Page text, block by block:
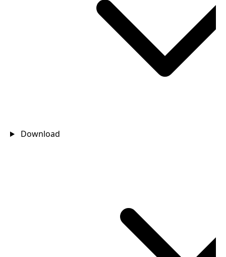
Download